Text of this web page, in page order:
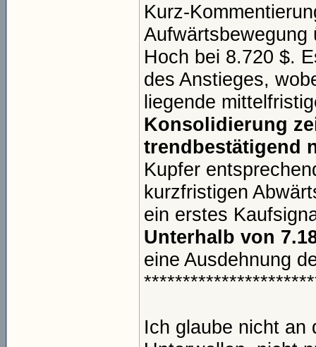
Kurz-
Aufwärtsbewegung
Hoch bei 8.720 $.
des Anstieges,
liegende
Konsolidierung
trendbestätigend
Kupfer
kurzfristigen
ein erstes
Unterhalb von
eine Ausdehnung
Ich glaube nicht an